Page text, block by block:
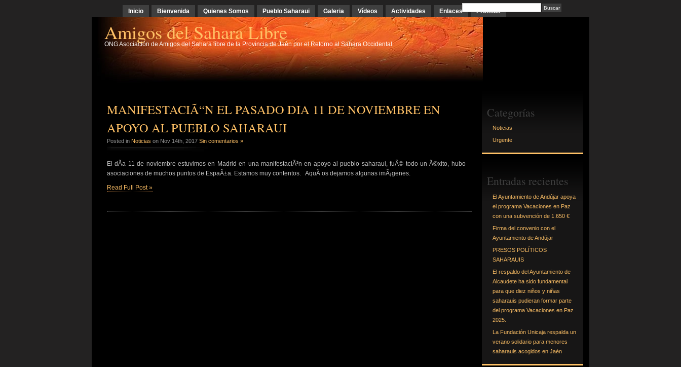
Inicio Bienvenida Quienes Somos Pueblo Saharaui Galeria Vídeos Actividades Enlaces Premios
Amigos del Sahara Libre
ONG Asociación de Amigos del Sahara libre de la Provincia de Jaén por el Retorno al Sahara Occidental
MANIFESTACIÃ“N EL PASADO DIA 11 DE NOVIEMBRE EN
APOYO AL PUEBLO SAHARAUI
Posted in Noticias on Nov 14th, 2017 Sin comentarios »
El dÃ­a 11 de noviembre estuvimos en Madrid en una manifestaciÃ³n en apoyo al pueblo saharaui, fuÃ© todo un Ã©xito, hubo
asociaciones de muchos puntos de EspaÃ±a. Estamos muy contentos. AquÃ­ os dejamos algunas imÃ¡genes.
Read Full Post »
Categorías
Noticias
Urgente
Entradas recientes
El Ayuntamiento de Andújar apoya
el programa Vacaciones en Paz
con una subvención de 1.650 €
Firma del convenio con el
Ayuntamiento de Andújar
PRESOS POLÍTICOS
SAHARAUIS
El respaldo del Ayuntamiento de
Alcaudete ha sido fundamental
para que diez niños y niñas
saharauis pudieran formar parte
del programa Vacaciones en Paz
2025.
La Fundación Unicaja respalda un
verano solidario para menores
saharauis acogidos en Jaén